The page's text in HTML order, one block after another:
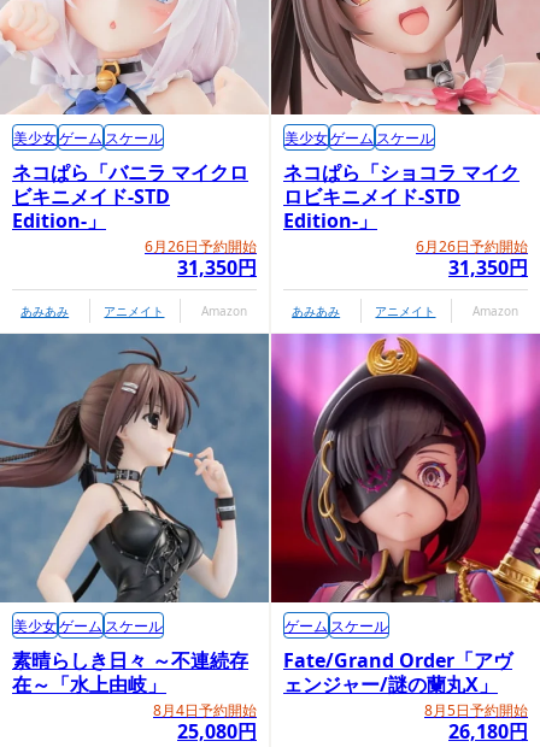
ネコぱら「バニラ マイクロ
ビキニメイド-STD
Edition-」
6月26日予約開始
31,350円
美少女ゲーム スケール
あみあみ アニメイト Amazon
ネコぱら「ショコラ マイク
ロビキニメイド-STD
Edition-」
6月26日予約開始
31,350円
美少女ゲーム スケール
あみあみ アニメイト Amazon
素晴らしき日々 ～不連続存
在～「水上由岐」
8月4日予約開始
25,080円
美少女ゲーム スケール
Fate/Grand Order「アヴ
ェンジャー/謎の蘭丸X」
8月5日予約開始
26,180円
ゲーム スケール